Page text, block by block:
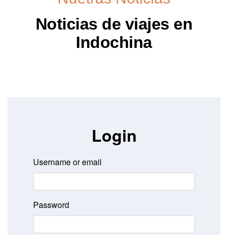
Noticias de viajes en
Indochina
Login
Username or email
Password